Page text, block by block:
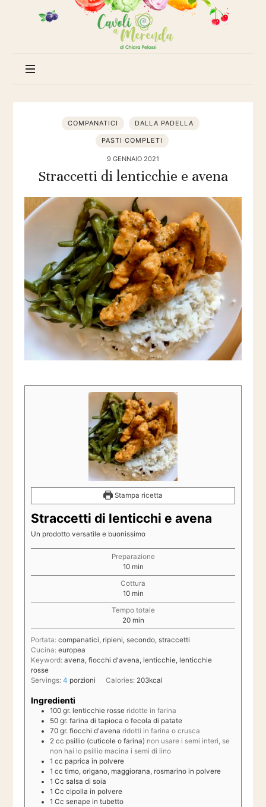
COMPANATICI DALLA PADELLA
PASTI COMPLETI
9 GENNAIO 2021
Straccetti di lenticchie e avena
Stampa ricetta
Straccetti di lenticchi e avena
Un prodotto versatile e buonissimo
Preparazione
10minuti
min
Cottura
10minuti
min
Tempo totale
20minuti
min
Portata: companatici, ripieni, secondo, straccetti
Cucina: europea
Keyword: avena, fiocchi d'avena, lenticchie, lenticchie
rosse
Servings: 4 porzioni Calories: 203kcal
Ingredienti
100 gr. lenticchie rosse ridotte in farina
50 gr. farina di tapioca o fecola di patate
70 gr. fiocchi d'avena ridotti in farina o crusca
2 cc psillio (cuticole o farina) non usare i semi interi, se
non hai lo psillio macina i semi di lino
1 cc paprica in polvere
1 cc timo, origano, maggiorana, rosmarino in polvere
1 Cc salsa di soia
1 Cc cipolla in polvere
1 Cc senape in tubetto